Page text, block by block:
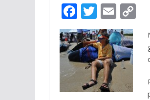
F
ac
e
b
o
o
T
w
itt
er
E
m
ai
l